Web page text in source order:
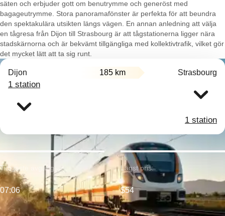
säten och erbjuder gott om benutrymme och generöst med
bagageutrymme. Stora panoramafönster är perfekta för att beundra
den spektakulära utsikten längs vägen. En annan anledning att välja
en tågresa från Dijon till Strasbourg är att tågstationerna ligger nära
stadskärnorna och är bekvämt tillgängliga med kollektivtrafik, vilket gör
det mycket lätt att ta sig runt.
Dijon 185 km Strasbourg
1 station
1 station
Tidigaste avgång:
07:06
Lägst pris:
$54